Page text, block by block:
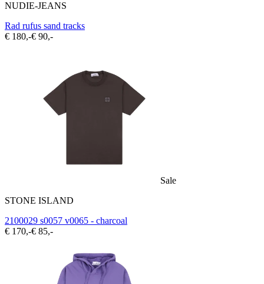
NUDIE-JEANS
Rad rufus sand tracks
€ 180,-€ 90,-
Sale
STONE ISLAND
2100029 s0057 v0065 - charcoal
€ 170,-€ 85,-